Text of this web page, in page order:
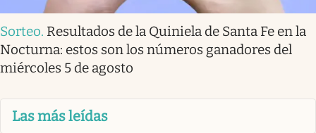
Sorteo. Resultados de la Quiniela de Santa Fe en la
Nocturna: estos son los números ganadores del
miércoles 5 de agosto
Las más leídas